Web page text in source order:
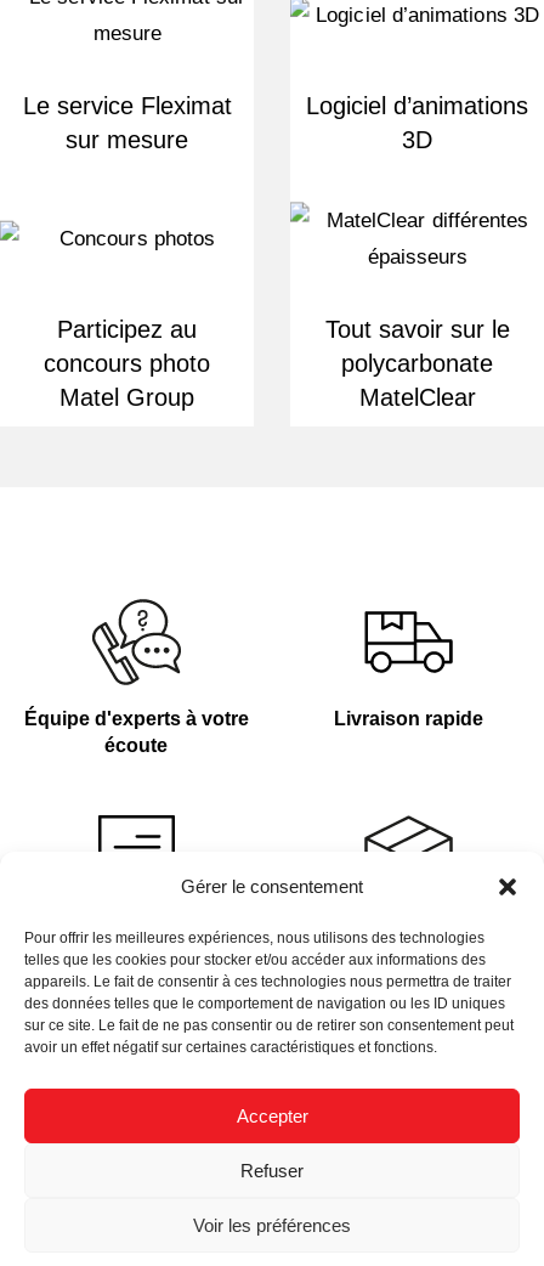
Gérer le consentement
Pour offrir les meilleures expériences, nous utilisons des technologies
telles que les cookies pour stocker et/ou accéder aux informations des
appareils. Le fait de consentir à ces technologies nous permettra de traiter
des données telles que le comportement de navigation ou les ID uniques
sur ce site. Le fait de ne pas consentir ou de retirer son consentement peut
avoir un effet négatif sur certaines caractéristiques et fonctions.
Accepter
Refuser
Voir les préférences
Le service Fleximat
sur mesure
Logiciel d’animations
3D
Participez au
concours photo
Matel Group
Tout savoir sur le
polycarbonate
MatelClear
Équipe d'experts à votre
écoute
Livraison rapide
Devis sur demande
Plus de 4 000 références
en stock
Newsletter